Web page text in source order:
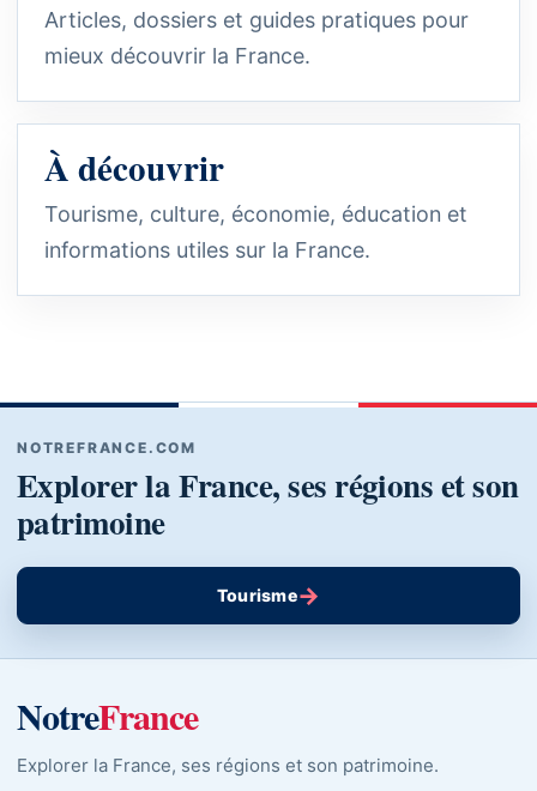
Articles, dossiers et guides pratiques pour
mieux découvrir la France.
À découvrir
Tourisme, culture, économie, éducation et
informations utiles sur la France.
NOTREFRANCE.COM
Explorer la France, ses régions et son
patrimoine
Tourisme→
NotreFrance
Explorer la France, ses régions et son patrimoine.